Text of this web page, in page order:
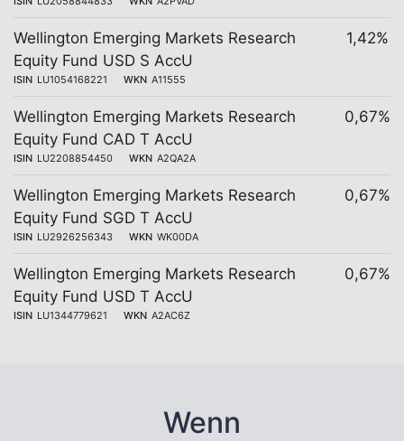
Wellington Emerging Markets Research
Equity Fund USD S AccU
ISIN LU1054168221 WKN A11555
1,42%
Wellington Emerging Markets Research
Equity Fund CAD T AccU
ISIN LU2208854450 WKN A2QA2A
0,67%
Wellington Emerging Markets Research
Equity Fund SGD T AccU
ISIN LU2926256343 WKN WK00DA
0,67%
Wellington Emerging Markets Research
Equity Fund USD T AccU
ISIN LU1344779621 WKN A2AC6Z
0,67%
Wenn